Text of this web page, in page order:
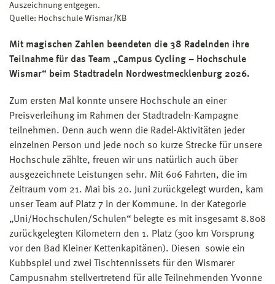
Auszeichnung entgegen.
Quelle: Hochschule Wismar/KB
Mit magischen Zahlen beendeten die 38 Radelnden ihre
Teilnahme für das Team „Campus Cycling – Hochschule
Wismar“ beim Stadtradeln Nordwestmecklenburg 2026.
Zum ersten Mal konnte unsere Hochschule an einer
Preisverleihung im Rahmen der Stadtradeln-Kampagne
teilnehmen. Denn auch wenn die Radel-Aktivitäten jeder
einzelnen Person und jede noch so kurze Strecke für unsere
Hochschule zählte, freuen wir uns natürlich auch über
ausgezeichnete Leistungen sehr. Mit 606 Fahrten, die im
Zeitraum vom 21. Mai bis 20. Juni zurückgelegt wurden, kam
unser Team auf Platz 7 in der Kommune. In der Kategorie
„Uni/Hochschulen/Schulen“ belegte es mit insgesamt 8.808
zurückgelegten Kilometern den 1. Platz (300 km Vorsprung
vor den Bad Kleiner Kettenkapitänen). Diesen sowie ein
Kubbspiel und zwei Tischtennissets für den Wismarer
Campusnahm stellvertretend für alle Teilnehmenden Yvonne